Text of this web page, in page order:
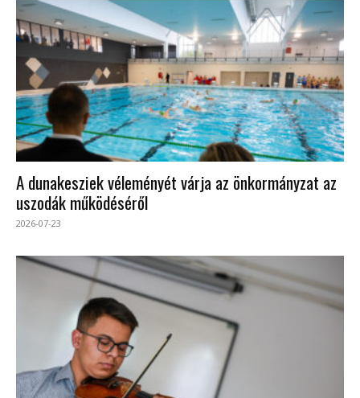
A dunakesziek véleményét várja az önkormányzat az
uszodák működéséről
2026-07-23